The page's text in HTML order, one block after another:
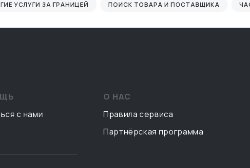
УСЛУГИ ЗА ГРАНИЦЕЙ ПОИСК ТОВАРА И ПОСТАВЩИКА
с нами
О НАС
Правила сервиса
Партнёрская программа